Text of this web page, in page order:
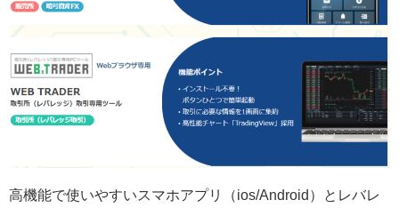
高機能で使いやすいスマホアプリ（ios/Android）とレバレ